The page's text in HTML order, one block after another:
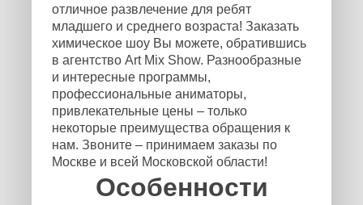
отличное развлечение для ребят
младшего и среднего возраста! Заказать
химическое шоу Вы можете, обратившись
в агентство Art Mix Show. Разнообразные
и интересные программы,
профессиональные аниматоры,
привлекательные цены – только
некоторые преимущества обращения к
нам. Звоните – принимаем заказы по
Москве и всей Московской области!
Особенности